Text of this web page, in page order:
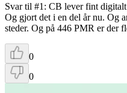
Svar til #1: CB lever fint
Og gjort det i en del år nu. Og
steder. Og på 446 PMR er der
0
0